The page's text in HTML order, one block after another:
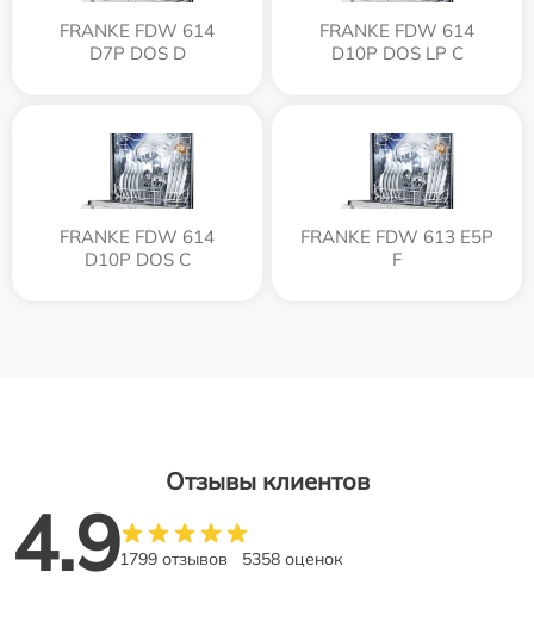
FRANKE FDW 614
D7P DOS D
FRANKE FDW 614
D10P DOS LP C
FRANKE FDW 614
D10P DOS C
FRANKE FDW 613 E5P
F
Отзывы клиентов
4.91799 отзывов 5358 оценок